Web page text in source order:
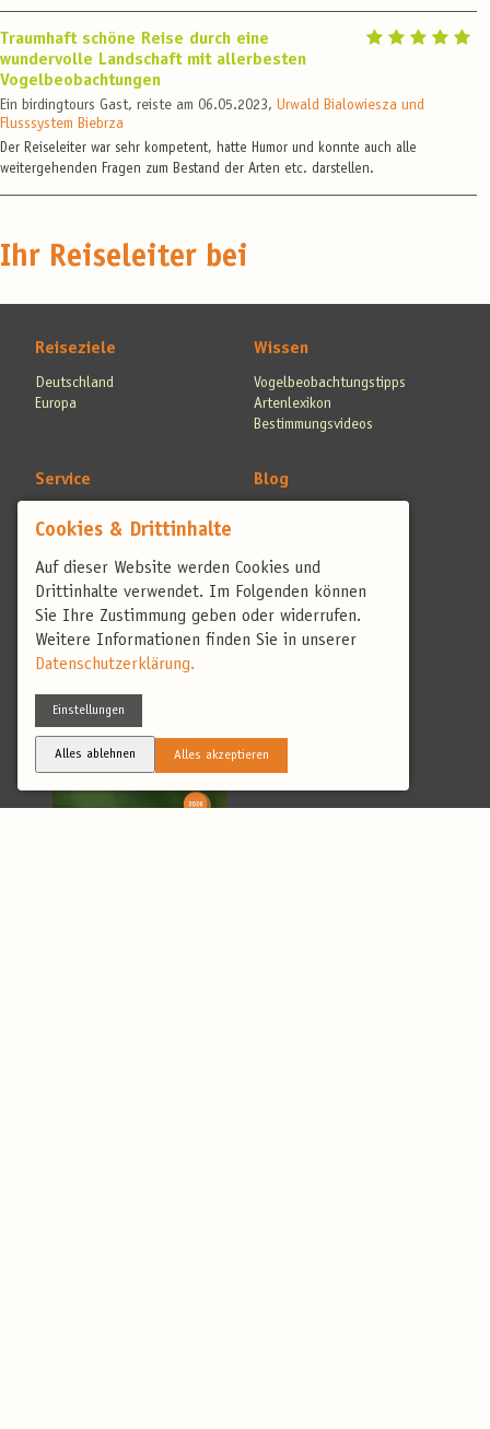
Cookies & Drittinhalte
Auf dieser Website werden Cookies und
Drittinhalte verwendet. Im Folgenden können
Sie Ihre Zustimmung geben oder widerrufen.
Weitere Informationen finden Sie in unserer
Datenschutzerklärung.
Einstellungen
Alles ablehnen Alles akzeptieren
Traumhaft schöne Reise durch eine
wundervolle Landschaft mit allerbesten
Vogelbeobachtungen
Ein birdingtours Gast, reiste am 06.05.2023, Urwald Bialowiesza und
Flusssystem Biebrza
Der Reiseleiter war sehr kompetent, hatte Humor und konnte auch alle
weitergehenden Fragen zum Bestand der Arten etc. darstellen.
Ihr Reiseleiter bei
Reiseziele
Deutschland
Europa
Wissen
Vogelbeobachtungstipps
Artenlexikon
Bestimmungsvideos
Service
Fragen & Antworten
Reiseversicherung
Reisebewertungen
Blog
Shop
Optik
Ausrüstung
Geschenkgutschein
Katalog 2026